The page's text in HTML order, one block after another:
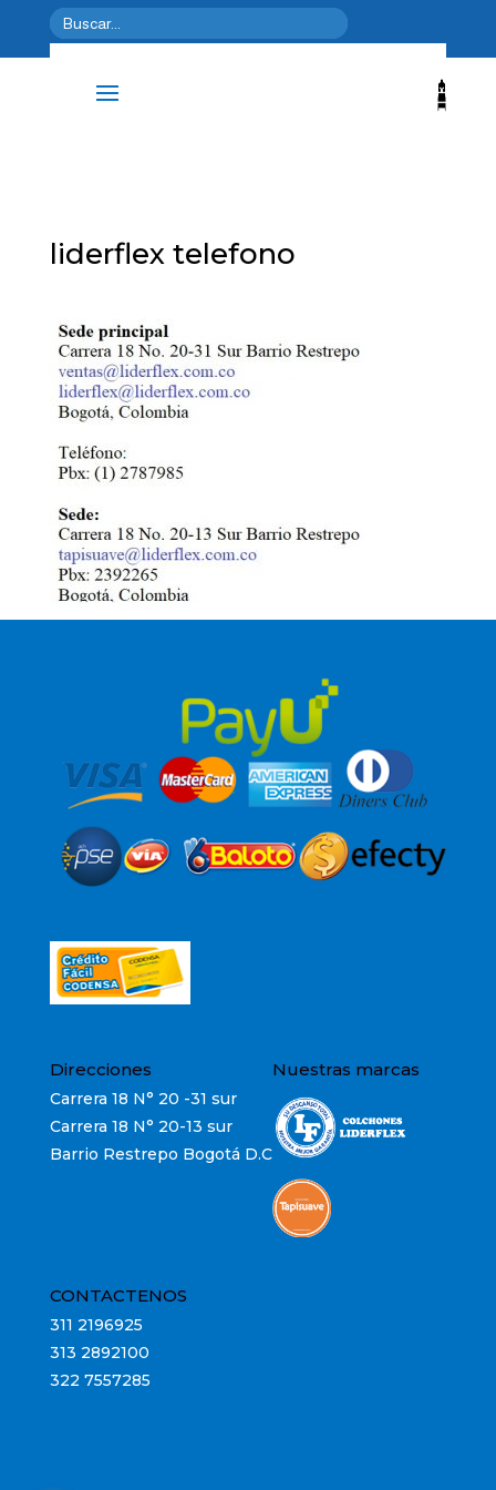
liderflex telefono
Direcciones
Carrera 18 N° 20 -31 sur
Carrera 18 N° 20-13 sur
Barrio Restrepo Bogotá D.C
Nuestras marcas
CONTACTENOS
311 2196925
313 2892100
322 7557285